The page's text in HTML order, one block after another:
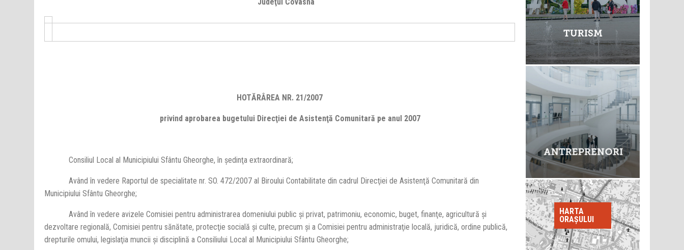
Judeţul Covasna
HOTĂRÂREA NR. 21/2007
privind aprobarea bugetului Direcţiei de Asistenţă Comunitară pe anul 2007
Consiliul Local al Municipiului Sfântu Gheorghe, în şedinţa extraordinară;
Având în vedere Raportul de specialitate nr. SO. 472/2007 al Biroului Contabilitate din cadrul Direcţiei de Asistenţă Comunitară din
Municipiului Sfântu Gheorghe;
Având în vedere avizele Comisiei pentru administrarea domeniului public şi privat, patrimoniu, economic, buget, finanţe, agricultură şi
dezvoltare regională, Comisiei pentru sănătate, protecţie socială şi culte, precum şi a Comisiei pentru administraţie locală, juridică, ordine publică,
drepturile omului, legislaţia muncii şi disciplină a Consiliului Local al Municipiului Sfântu Gheorghe;
HARTA
ORAȘULUI